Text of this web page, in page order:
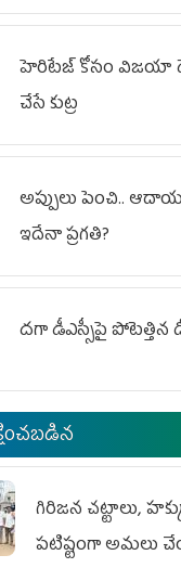
హెరిటేజ్ కోసం విజయా
చేసే కుట్ర‌
అప్పులు పెంచి..
ఇదేనా ప్రగతి?
దగా డీఎస్సీపై పోటెత్తిన
గిరిజన చట్టాలు,
పటిష్టంగా అమలు